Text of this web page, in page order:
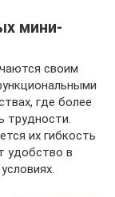
мини-
своим
где более
трудности.
их гибкость
удобство в